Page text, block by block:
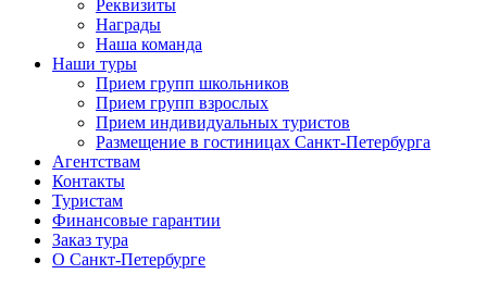
Реквизиты
Награды
Наша команда
Наши туры
Прием групп школьников
Прием групп взрослых
Прием индивидуальных туристов
Размещение в гостиницах Санкт-Петербурга
Агентствам
Контакты
Туристам
Финансовые гарантии
Заказ тура
О Санкт-Петербурге